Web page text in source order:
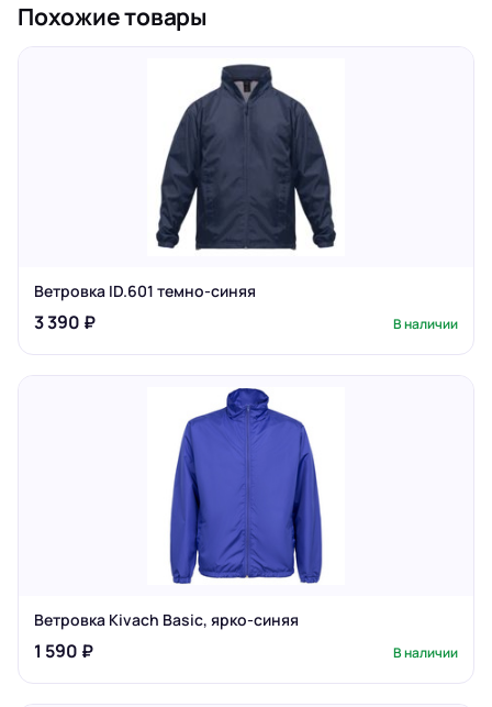
Похожие товары
Ветровка ID.601 темно-синяя
3 390 ₽ В наличии
Ветровка Kivach Basic, ярко-синяя
1 590 ₽ В наличии